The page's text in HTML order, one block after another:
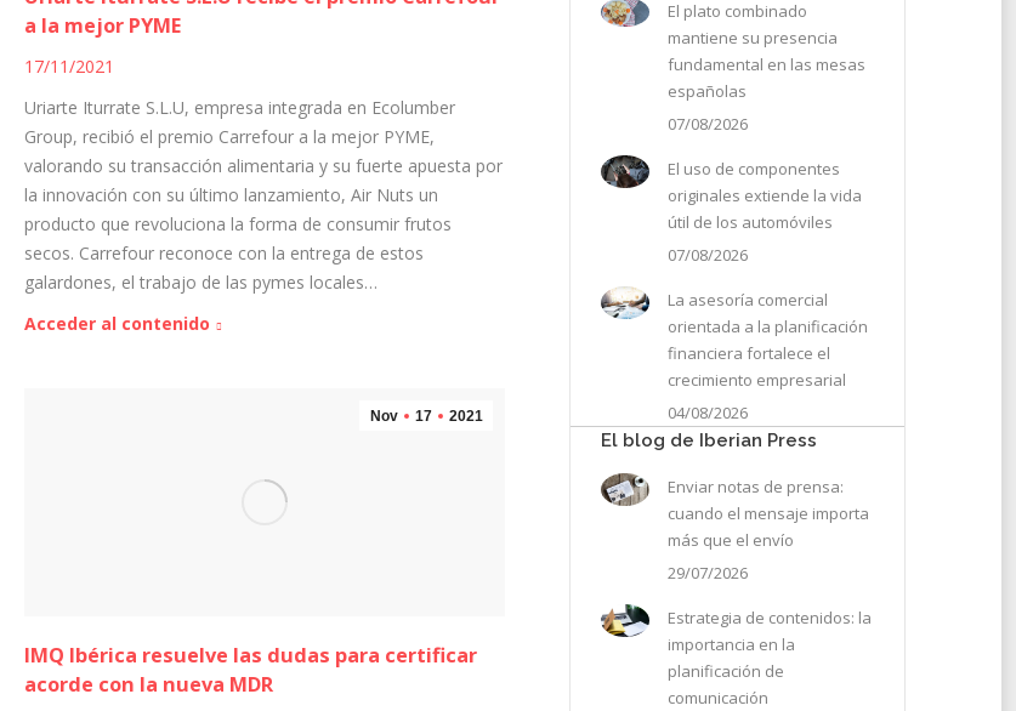
a la mejor PYME
17/11/2021
Uriarte Iturrate S.L.U, empresa integrada en Ecolumber
Group, recibió el premio Carrefour a la mejor PYME,
valorando su transacción alimentaria y su fuerte apuesta por
la innovación con su último lanzamiento, Air Nuts un
producto que revoluciona la forma de consumir frutos
secos. Carrefour reconoce con la entrega de estos
galardones, el trabajo de las pymes locales…
Acceder al contenido
Nov 17 2021
IMQ Ibérica resuelve las dudas para certificar
acorde con la nueva MDR
El plato combinado
mantiene su presencia
fundamental en las mesas
españolas
07/08/2026
El uso de componentes
originales extiende la vida
útil de los automóviles
07/08/2026
La asesoría comercial
orientada a la planificación
financiera fortalece el
crecimiento empresarial
04/08/2026
El blog de Iberian Press
Enviar notas de prensa:
cuando el mensaje importa
más que el envío
29/07/2026
Estrategia de contenidos: la
importancia en la
planificación de
comunicación